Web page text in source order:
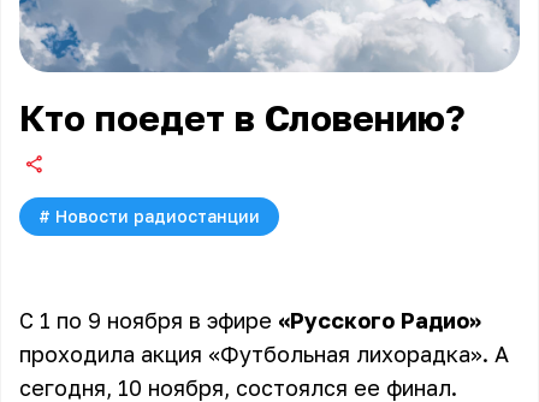
Кто поедет в Словению?
# Новости радиостанции
С 1 по 9 ноября в эфире «Русского Радио»
проходила акция «Футбольная лихорадка». А
сегодня, 10 ноября, состоялся ее финал.